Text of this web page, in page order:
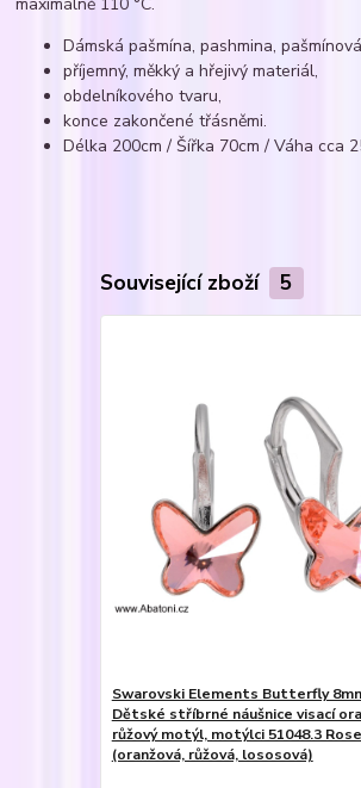
maximálně 110 °C.
Dámská pašmína, pashmina,
příjemný, měkký a hřejivý materiál,
obdelníkového tvaru,
konce zakončené třásněmi.
Délka 200cm / Šířka 70cm / Váha cca
Související zboží 5
Swarovski Elements Butterfly
Dětské stříbrné náušnice visací
růžový motýl, motýlci 51048.3
(oranžová, růžová, lososová)